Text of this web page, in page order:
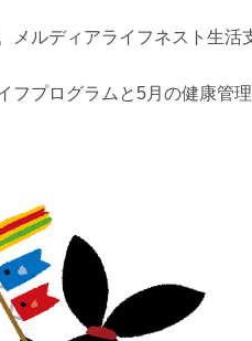
ルディアライフネスト生活
プログラムと5月の健康管